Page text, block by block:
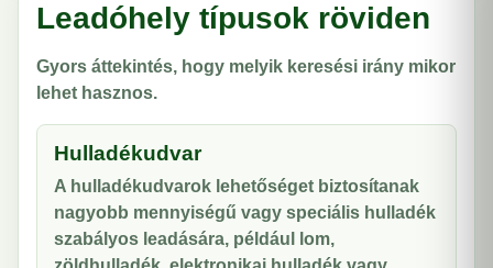
Leadóhely típusok röviden
Gyors áttekintés, hogy melyik keresési irány mikor
lehet hasznos.
Hulladékudvar
A hulladékudvarok lehetőséget biztosítanak
nagyobb mennyiségű vagy speciális hulladék
szabályos leadására, például lom,